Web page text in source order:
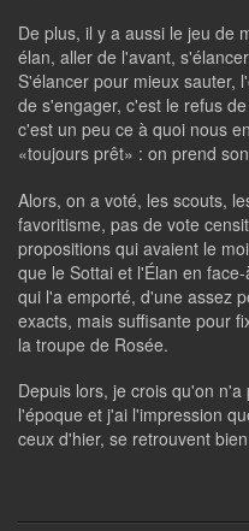
De plus, il y a aussi le jeu de
élan, aller de l'avant,
S'élancer pour mieux sauter,
de s'engager, c'est le refus
c'est un peu ce à quoi nous
«toujours prêt» : on prend
Alors, on a voté, les scouts,
favoritisme, pas de vote
propositions qui avaient le
que le Sottai et l'Élan en
qui l'a emporté, d'une assez
exacts, mais suffisante pour
la troupe de Rosée.
Depuis lors, je crois qu'on
l'époque et j'ai l'impression
ceux d'hier, se retrouvent